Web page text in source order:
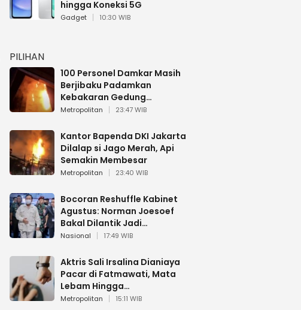
hingga Koneksi 5G
Gadget 10:30 WIB
PILIHAN
100 Personel Damkar Masih
Berjibaku Padamkan
Kebakaran Gedung
Bapenda DKI
Metropolitan 23:47 WIB
Kantor Bapenda DKI Jakarta
Dilalap si Jago Merah, Api
Semakin Membesar
Metropolitan 23:40 WIB
Bocoran Reshuffle Kabinet
Agustus: Norman Joesoef
Bakal Dilantik Jadi
Wamenhan RI
Nasional 17:49 WIB
Aktris Sali Irsalina Dianiaya
Pacar di Fatmawati, Mata
Lebam Hingga
Diselamatkan Polantas
Metropolitan 15:11 WIB